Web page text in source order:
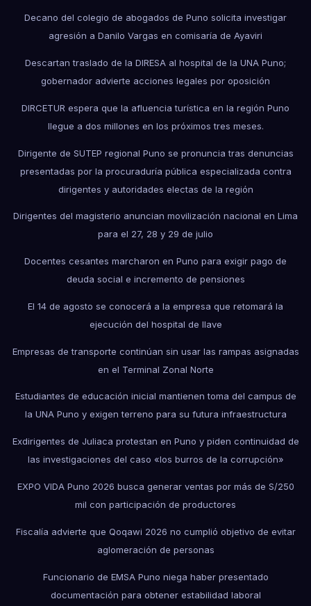
Decano del colegio de abogados de Puno solicita investigar
agresión a Danilo Vargas en comisaría de Ayaviri
Descartan traslado de la DIRESA al hospital de la UNA Puno;
gobernador advierte acciones legales por oposición
DIRCETUR espera que la afluencia turística en la región Puno
llegue a dos millones en los próximos tres meses.
Dirigente de SUTEP regional Puno se pronuncia tras denuncias
presentadas por la procuraduría pública especializada contra
dirigentes y autoridades electas de la región
Dirigentes del magisterio anuncian movilización nacional en Lima
para el 27, 28 y 29 de julio
Docentes cesantes marcharon en Puno para exigir pago de
deuda social e incremento de pensiones
El 14 de agosto se conocerá a la empresa que retomará la
ejecución del hospital de Ilave
Empresas de transporte continúan sin usar las rampas asignadas
en el Terminal Zonal Norte
Estudiantes de educación inicial mantienen toma del campus de
la UNA Puno y exigen terreno para su futura infraestructura
Exdirigentes de Juliaca protestan en Puno y piden continuidad de
las investigaciones del caso «los burros de la corrupción»
EXPO VIDA Puno 2026 busca generar ventas por más de S/250
mil con participación de productores
Fiscalía advierte que Qoqawi 2026 no cumplió objetivo de evitar
aglomeración de personas
Funcionario de EMSA Puno niega haber presentado
documentación para obtener estabilidad laboral